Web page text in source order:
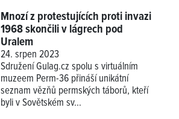
Mnozí z protestujících proti invazi
1968 skončili v lágrech pod
Uralem
24. srpen 2023
Sdružení Gulag.cz spolu s virtuálním
muzeem Perm-36 přináší unikátní
seznam vězňů permských táborů, kteří
byli v Sovětském sv...